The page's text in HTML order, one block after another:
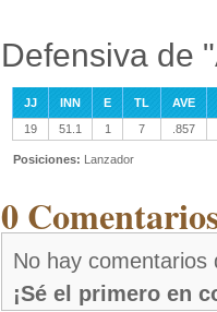
Defensiva de
JJ INN E TL
AVE
19
51.1 1 7 .857
Posiciones: Lanzador
0
No hay comentarios
¡Sé el primero en